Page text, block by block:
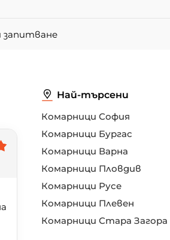
запитване
Най-търсени
Комарници София
Комарници Бургас
Комарници Варна
Комарници Пловдив
Комарници Русе
Комарници Плевен
Комарници Стара Загора